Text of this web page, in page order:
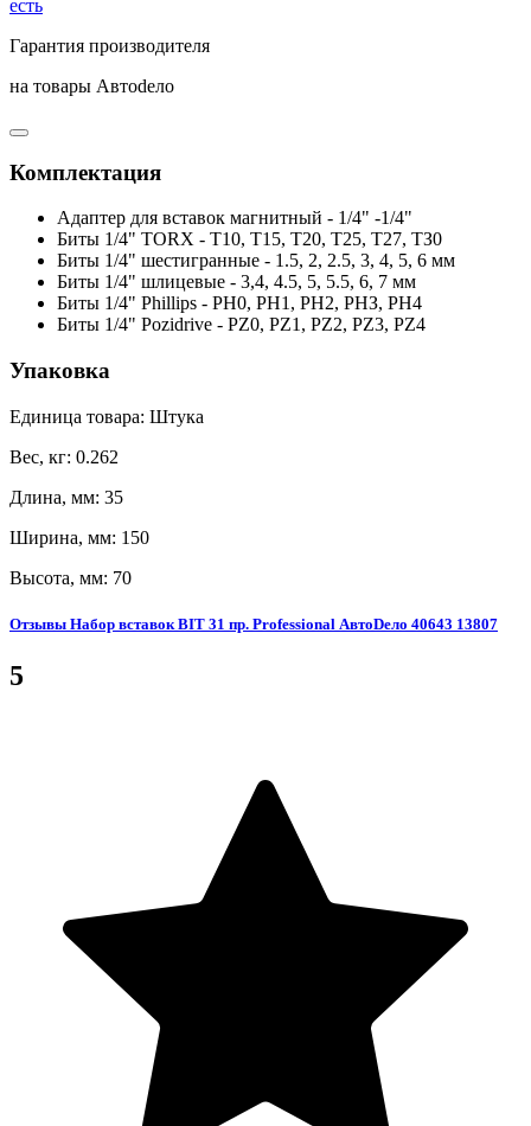
есть
Гарантия производителя
на товары Автоdело
Комплектация
Адаптер для вставок магнитный - 1/4" -1/4"
Биты 1/4" TORX - Т10, Т15, Т20, Т25, Т27, ТЗ0
Биты 1/4" шестигранные - 1.5, 2, 2.5, 3, 4, 5, 6 мм
Биты 1/4" шлицевые - 3,4, 4.5, 5, 5.5, 6, 7 мм
Биты 1/4" Phillips - РН0, PH1, РН2, РНЗ, РН4
Биты 1/4" Pozidrive - PZ0, PZ1, PZ2, PZ3, PZ4
Упаковка
Единица товара: Штука
Вес, кг: 0.262
Длина, мм: 35
Ширина, мм: 150
Высота, мм: 70
Отзывы Набор вставок BIT 31 пр. Professional АвтоDело 40643 13807
5